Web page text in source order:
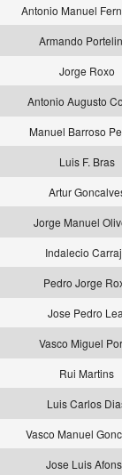
Antonio Manuel
Armando
Jorge Roxo
Antonio Augusto
Manuel Barroso
Luis F. Bras
Artur
Jorge Manuel
Indalecio
Pedro Jorge
Jose Pedro
Vasco Miguel
Rui Martins
Luis Carlos
Vasco Manuel
Jose Luis